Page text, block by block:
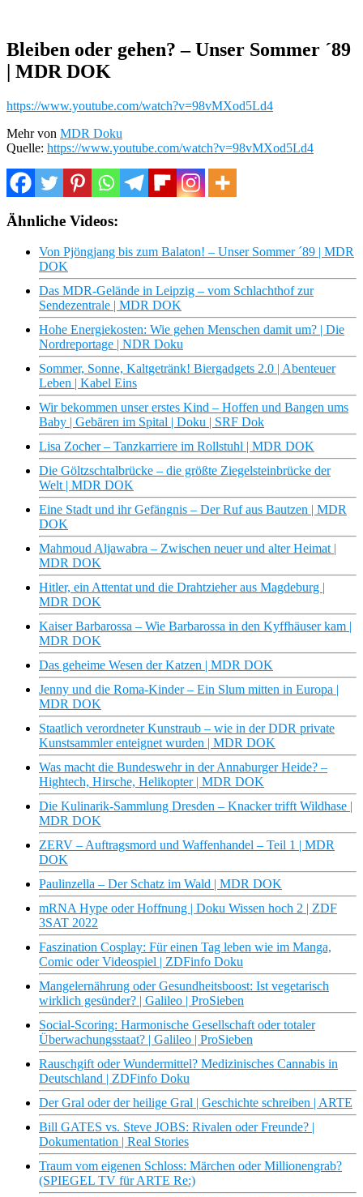
Bleiben oder gehen? – Unser Sommer ´89
| MDR DOK
https://www.youtube.com/watch?v=98vMXod5Ld4
Mehr von MDR Doku
Quelle: https://www.youtube.com/watch?v=98vMXod5Ld4
Ähnliche Videos:
Von Pjöngjang bis zum Balaton! – Unser Sommer ´89 | MDR
DOK
Das MDR-Gelände in Leipzig – vom Schlachthof zur
Sendezentrale | MDR DOK
Hohe Energiekosten: Wie gehen Menschen damit um? | Die
Nordreportage | NDR Doku
Sommer, Sonne, Kaltgetränk! Biergadgets 2.0 | Abenteuer
Leben | Kabel Eins
Wir bekommen unser erstes Kind – Hoffen und Bangen ums
Baby | Gebären im Spital | Doku | SRF Dok
Lisa Zocher – Tanzkarriere im Rollstuhl | MDR DOK
Die Göltzschtalbrücke – die größte Ziegelsteinbrücke der
Welt | MDR DOK
Eine Stadt und ihr Gefängnis – Der Ruf aus Bautzen | MDR
DOK
Mahmoud Aljawabra – Zwischen neuer und alter Heimat |
MDR DOK
Hitler, ein Attentat und die Drahtzieher aus Magdeburg |
MDR DOK
Kaiser Barbarossa – Wie Barbarossa in den Kyffhäuser kam |
MDR DOK
Das geheime Wesen der Katzen | MDR DOK
Jenny und die Roma-Kinder – Ein Slum mitten in Europa |
MDR DOK
Staatlich verordneter Kunstraub – wie in der DDR private
Kunstsammler enteignet wurden | MDR DOK
Was macht die Bundeswehr in der Annaburger Heide? –
Hightech, Hirsche, Helikopter | MDR DOK
Die Kulinarik-Sammlung Dresden – Knacker trifft Wildhase |
MDR DOK
ZERV – Auftragsmord und Waffenhandel – Teil 1 | MDR
DOK
Paulinzella – Der Schatz im Wald | MDR DOK
mRNA Hype oder Hoffnung | Doku Wissen hoch 2 | ZDF
3SAT 2022
Faszination Cosplay: Für einen Tag leben wie im Manga,
Comic oder Videospiel | ZDFinfo Doku
Mangelernährung oder Gesundheitsboost: Ist vegetarisch
wirklich gesünder? | Galileo | ProSieben
Social-Scoring: Harmonische Gesellschaft oder totaler
Überwachungsstaat? | Galileo | ProSieben
Rauschgift oder Wundermittel? Medizinisches Cannabis in
Deutschland | ZDFinfo Doku
Der Gral oder der heilige Gral | Geschichte schreiben | ARTE
Bill GATES vs. Steve JOBS: Rivalen oder Freunde? |
Dokumentation | Real Stories
Traum vom eigenen Schloss: Märchen oder Millionengrab?
(SPIEGEL TV für ARTE Re:)